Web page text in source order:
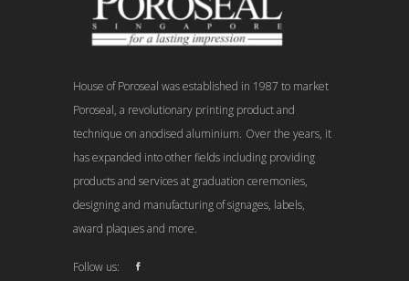
House of Poroseal was established in 1987 to market
Poroseal, a revolutionary printing product and
technique on anodised aluminium. Over the years, it
has expanded into other fields including providing
products and services at graduation ceremonies,
designing and manufacturing of signages, labels,
award plaques and more.
Follow us: